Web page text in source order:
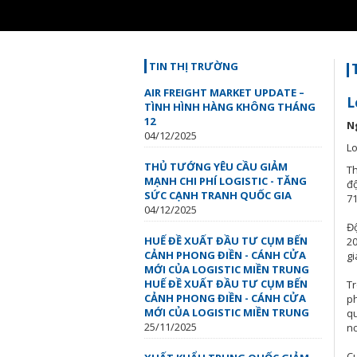
47.79%
TIN THỊ TRƯỜNG
AIR FREIGHT MARKET UPDATE –
TÌNH HÌNH HÀNG KHÔNG THÁNG
12
04/12/2025
THỦ TƯỚNG YÊU CẦU GIẢM
MẠNH CHI PHÍ LOGISTIC - TĂNG
SỨC CẠNH TRANH QUỐC GIA
04/12/2025
HUẾ ĐỀ XUẤT ĐẦU TƯ CỤM BẾN
CẢNH PHONG ĐIỀN - CÁNH CỬA
MỚI CỦA LOGISTIC MIỀN TRUNG
HUẾ ĐỀ XUẤT ĐẦU TƯ CỤM BẾN
CẢNH PHONG ĐIỀN - CÁNH CỬA
MỚI CỦA LOGISTIC MIỀN TRUNG
25/11/2025